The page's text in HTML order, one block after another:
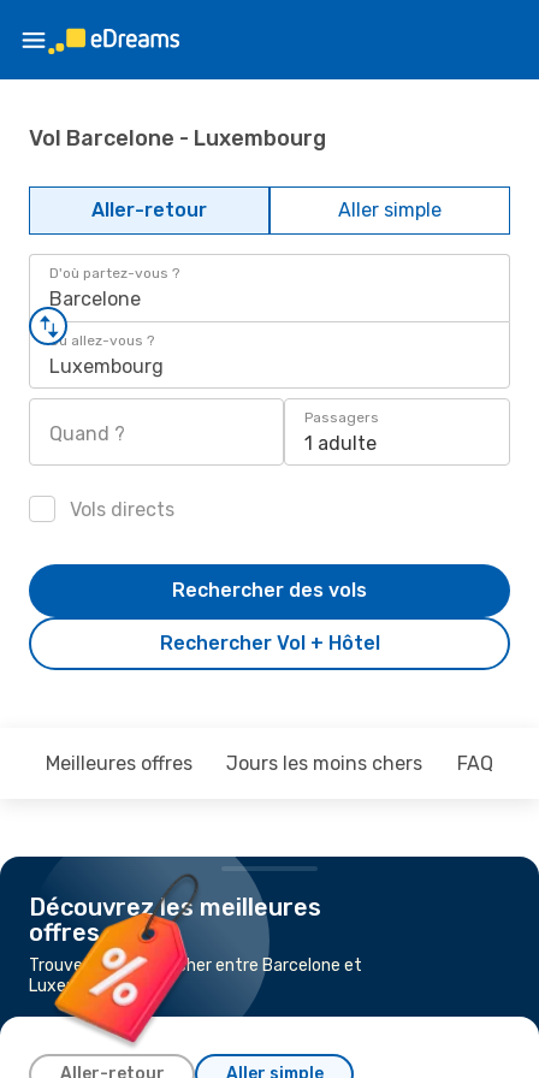
Vol Barcelone - Luxembourg
Aller-retour Aller simple
D'où partez-vous ?
Barcelone
Où allez-vous ?
Luxembourg
Quand ?
Passagers
1 adulte
Vols directs
Rechercher Vol + Hôtel
Rechercher des vols
Meilleures offres Jours les moins chers FAQ
Découvrez les meilleures
offres
Trouvez un vol pas cher entre Barcelone et
Luxembourg
Aller-retour Aller simple